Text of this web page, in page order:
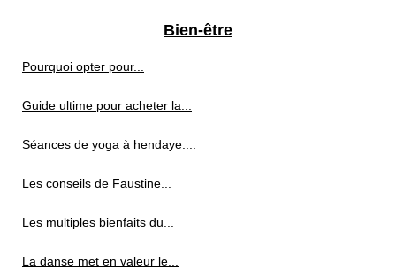
Bien-être
Pourquoi opter pour...
Guide ultime pour acheter la...
Séances de yoga à hendaye:...
Les conseils de Faustine...
Les multiples bienfaits du...
La danse met en valeur le...